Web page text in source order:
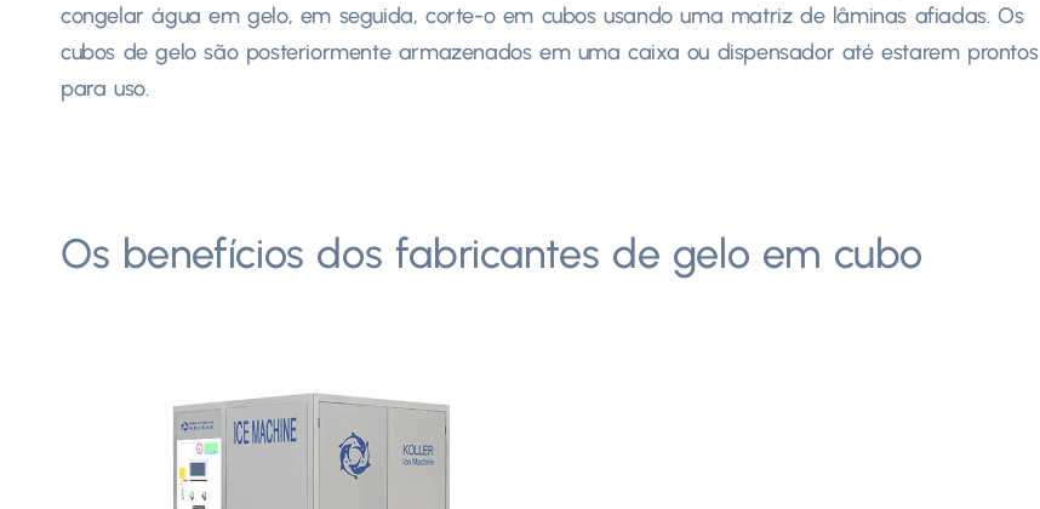
congelar água em gelo, em seguida, corte-o em cubos usando uma matriz de lâminas afiadas. Os
cubos de gelo são posteriormente armazenados em uma caixa ou dispensador até estarem prontos
para uso.
Os benefícios dos fabricantes de gelo em cubo